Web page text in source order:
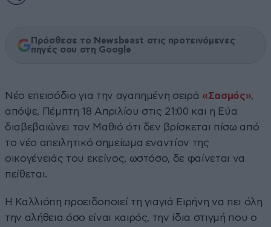
Πρόσθεσε το Newsbeast στις προτεινόμενες
πηγές σου στη Google
Νέο επεισόδιο για την αγαπημένη σειρά «Σασμός»,
απόψε, Πέμπτη 18 Απριλίου στις 21:00 και η Εύα
διαβεβαιώνει τον Μαθιό ότι δεν βρίσκεται πίσω από
το νέο απειλητικό σημείωμα εναντίον της
οικογένειάς του εκείνος, ωστόσο, δε φαίνεται να
πείθεται.
Η Καλλιόπη προειδοποιεί τη γιαγιά Ειρήνη να πει όλη
την αλήθεια όσο είναι καιρός, την ίδια στιγμή που ο